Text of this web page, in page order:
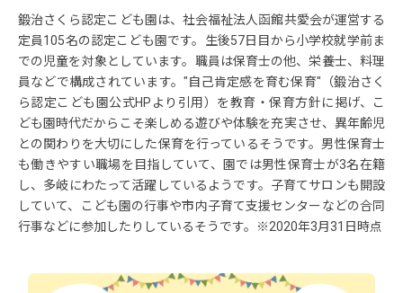
鍛治さくら認定こども園は、社会福祉法人函館共愛会が運営する
定員105名の認定こども園です。生後57日目から小学校就学前ま
での児童を対象としています。職員は保育士の他、栄養士、料理
員などで構成されています。"自己肯定感を育む保育"（鍛治さく
ら認定こども園公式HPより引用）を教育・保育方針に掲げ、こ
ども園時代だからこそ楽しめる遊びや体験を充実させ、異年齢児
との関わりを大切にした保育を行っているそうです。男性保育士
も働きやすい職場を目指していて、園では男性保育士が3名在籍
し、多岐にわたって活躍しているようです。子育てサロンも開設
していて、こども園の行事や市内子育て支援センターなどの合同
行事などに参加したりしているそうです。※2020年3月31日時点